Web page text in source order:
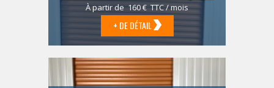
À partir de 160 € TTC / mois
+ DE DÉTAIL